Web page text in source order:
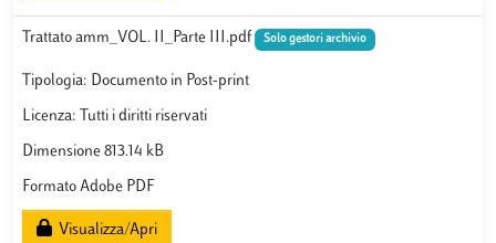
Trattato amm_VOL. II_Parte III.pdf Solo gestori archivio
Tipologia: Documento in Post-print
Licenza: Tutti i diritti riservati
Dimensione 813.14 kB
Formato Adobe PDF
Visualizza/Apri